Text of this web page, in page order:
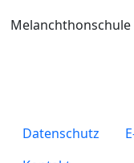
Melanchthonschule
legals
Datenschutz